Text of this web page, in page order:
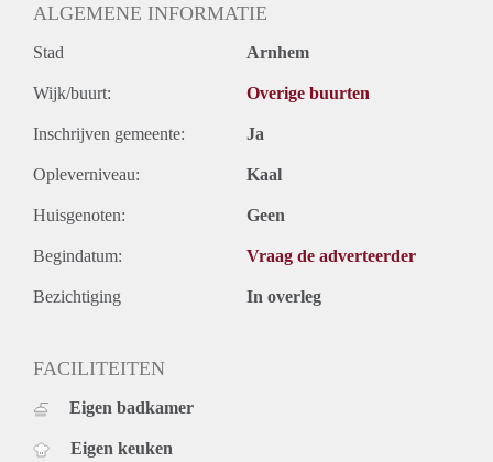
ALGEMENE INFORMATIE
Stad Arnhem
Wijk/buurt: Overige buurten
Inschrijven gemeente: Ja
Opleverniveau: Kaal
Huisgenoten: Geen
Begindatum: Vraag de adverteerder
Bezichtiging In overleg
FACILITEITEN
Eigen badkamer
Eigen keuken